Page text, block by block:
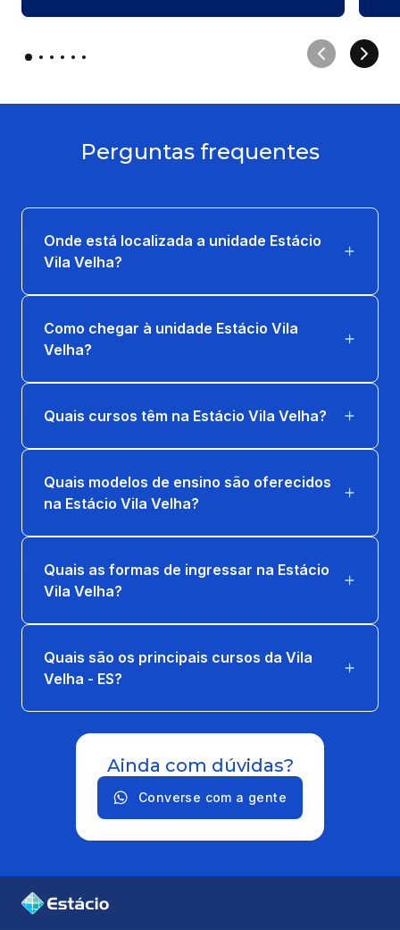
Perguntas frequentes
Onde está localizada a unidade Estácio
Vila Velha?
Como chegar à unidade Estácio Vila
Velha?
Quais cursos têm na Estácio Vila Velha?
Quais modelos de ensino são oferecidos
na Estácio Vila Velha?
Quais as formas de ingressar na Estácio
Vila Velha?
Quais são os principais cursos da Vila
Velha - ES?
Ainda com dúvidas?
Converse com a gente